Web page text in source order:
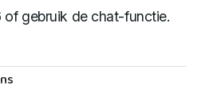
of gebruik de chat-functie.